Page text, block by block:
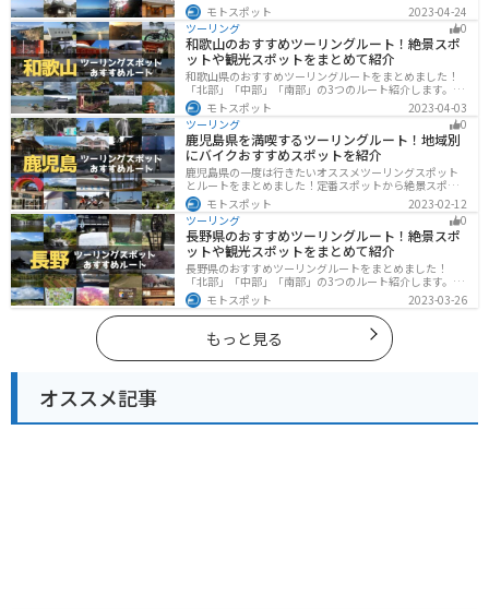
公園や淡路夢舞台など、自然とアートが融合した施設も
多数あります。バイクで淡路島にツーリングに行く際は
参考にしてください。
モトスポット
2023-04-24
ツーリング
0
和歌山のおすすめツーリングルート！絶景スポ
ットや観光スポットをまとめて紹介
和歌山県のおすすめツーリングルートをまとめました！
「北部」「中部」「南部」の3つのルート紹介します。海
と山に囲まれた自然豊かなエリアが広がり、様々な楽し
み方ができます。バイクで和歌山県にツーリングに行く
際は参考にしてください。
モトスポット
2023-04-03
ツーリング
0
鹿児島県を満喫するツーリングルート！地域別
にバイクおすすめスポットを紹介
鹿児島県の一度は行きたいオススメツーリングスポット
とルートをまとめました！定番スポットから絶景スポッ
ト、温泉、山、海、グルメなど様々なジャンルで楽しめ
ます。バイクで鹿児島ツーリングに行こうと思っている
人は、参考にしてください。
モトスポット
2023-02-12
ツーリング
0
長野県のおすすめツーリングルート！絶景スポ
ットや観光スポットをまとめて紹介
長野県のおすすめツーリングルートをまとめました！
「北部」「中部」「南部」の3つのルート紹介します。諏
訪湖やビーナスラインのような全国でも有名なツーリン
グスポットが多数あります。バイクで長野県にツーリン
グに行く際は参考にしてください。
モトスポット 2023-03-26
もっと見る
オススメ記事